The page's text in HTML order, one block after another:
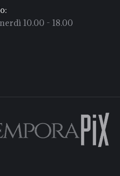
10.00 - 18.00